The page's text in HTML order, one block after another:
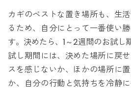
カギのベストな置き場所も、生
るため、自分にとって一番使い
す。決めたら、1～2週間のお試し
試し期間には、決めた場所に戻
スを感じないか、ほかの場所に
か、自分の行動と気持ちを冷静